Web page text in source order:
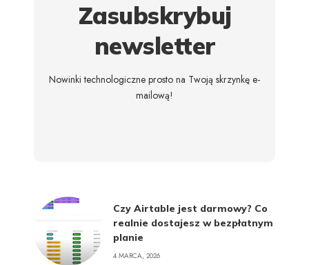
Zasubskrybuj
newsletter
Nowinki technologiczne prosto na Twoją skrzynkę e-
mailową!
Czy Airtable jest darmowy? Co
realnie dostajesz w bezpłatnym
planie
4 MARCA, 2026